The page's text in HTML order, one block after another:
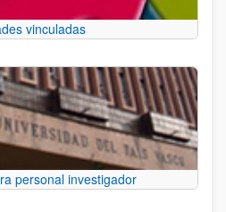
vinculadas
personal investigador